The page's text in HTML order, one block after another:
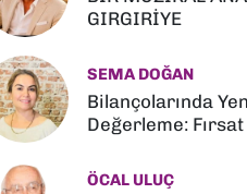
GIRGIRİYE
SEMA DOĞAN
Bilançolarında
Değerleme: Fırsat
ÖCAL ULUÇ